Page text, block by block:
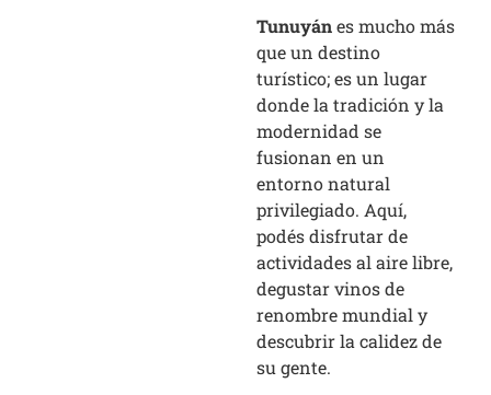
Tunuyánes mucho más
que un destino
turístico; es un lugar
donde la tradición y la
modernidad se
fusionan en un
entorno natural
privilegiado. Aquí,
podés disfrutar de
actividades al aire libre,
degustar vinos de
renombre mundial y
descubrir la calidez de
su gente.